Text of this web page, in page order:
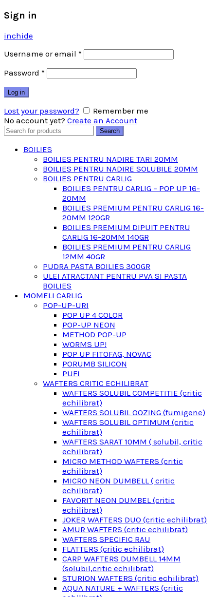
Sign in
inchide
Username or email *
Password *
Log in
Lost your password?
Remember me
No account yet? Create an Account
Search
Search
BOILIES
BOILIES PENTRU NADIRE TARI 20MM
BOILIES PENTRU NADIRE SOLUBILE 20MM
BOILIES PENTRU CARLIG
BOILIES PENTRU CARLIG – POP UP 16-
20MM
BOILIES PREMIUM PENTRU CARLIG 16-
20MM 120GR
BOILIES PREMIUM DIPUIT PENTRU
CARLIG 16-20MM 140GR
BOILIES PREMIUM PENTRU CARLIG
12MM 40GR
PUDRA PASTA BOILIES 300GR
ULEI ATRACTANT PENTRU PVA SI PASTA
BOILIES
MOMELI CARLIG
POP-UP-URI
POP UP 4 COLOR
POP-UP NEON
METHOD POP-UP
WORMS UP!
POP UP FITOFAG, NOVAC
PORUMB SILICON
PUFI
WAFTERS CRITIC ECHILIBRAT
WAFTERS SOLUBIL COMPETITIE (critic
echilibrat)
WAFTERS SOLUBIL OOZING (fumigene)
WAFTERS SOLUBIL OPTIMUM (critic
echilibrat)
WAFTERS SARAT 10MM ( solubil, critic
echilibrat)
MICRO METHOD WAFTERS (critic
echilibrat)
MICRO NEON DUMBELL ( critic
echilibrat)
FAVORIT NEON DUMBEL (critic
echilibrat)
JOKER WAFTERS DUO (critic echilibrat)
AMUR WAFTERS (critic echilibrat)
WAFTERS SPECIFIC RAU
FLATTERS (critic echilibrat)
CARP WAFTERS DUMBELL 14MM
(solubil,critic echilibrat)
STURION WAFTERS (critic echilibrat)
AQUA NATURE + WAFTERS (critic